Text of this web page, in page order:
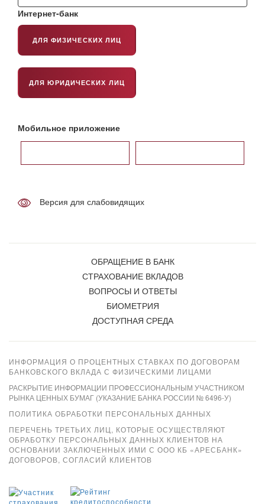
сайту
Интернет-банк
ДЛЯ ФИЗИЧЕСКИХ ЛИЦ
ДЛЯ ЮРИДИЧЕСКИХ ЛИЦ
Мобильное приложение
Версия для слабовидящих
ОБРАЩЕНИЕ В БАНК
СТРАХОВАНИЕ ВКЛАДОВ
ВОПРОСЫ И ОТВЕТЫ
БИОМЕТРИЯ
ДОСТУПНАЯ СРЕДА
ИНФОРМАЦИЯ О ПРОЦЕНТНЫХ СТАВКАХ ПО ДОГОВОРАМ
БАНКОВСКОГО ВКЛАДА С ФИЗИЧЕСКИМИ ЛИЦАМИ
РАСКРЫТИЕ ИНФОРМАЦИИ ПРОФЕССИОНАЛЬНЫМ УЧАСТНИКОМ
РЫНКА ЦЕННЫХ БУМАГ (УКАЗАНИЕ БАНКА РОССИИ № 6496-У)
ПОЛИТИКА ОБРАБОТКИ ПЕРСОНАЛЬНЫХ ДАННЫХ
ПЕРЕЧЕНЬ ТРЕТЬИХ ЛИЦ, КОТОРЫЕ ОСУЩЕСТВЛЯЮТ
ОБРАБОТКУ ПЕРСОНАЛЬНЫХ ДАННЫХ КЛИЕНТОВ НА
ОСНОВАНИИ ЗАКЛЮЧЕННЫХ ИМИ С ООО КБ «АРЕСБАНК»
ДОГОВОРОВ, СОГЛАСИЙ КЛИЕНТОВ